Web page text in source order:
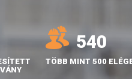
540
TÖBB MINT 500